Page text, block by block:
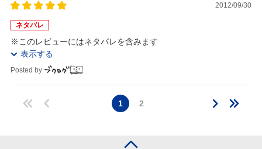
2012/09/30
ネタバレ
※このレビューにはネタバレを含みます
表示する
Posted by
1 2